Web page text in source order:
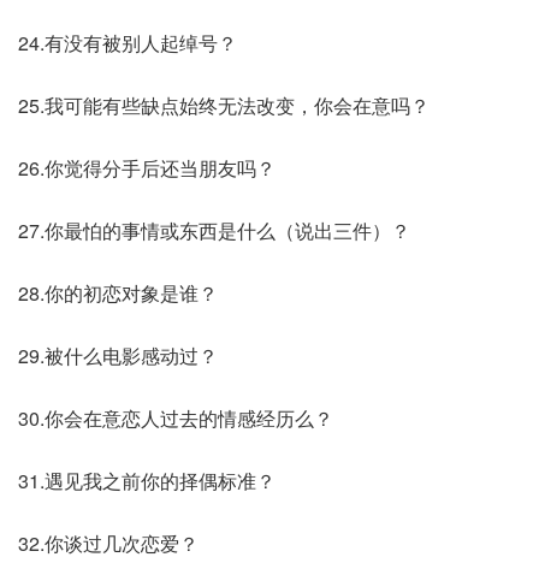
24.有没有被别人起绰号？
25.我可能有些缺点始终无法改变，你会在意吗？
26.你觉得分手后还当朋友吗？
27.你最怕的事情或东西是什么（说出三件）？
28.你的初恋对象是谁？
29.被什么电影感动过？
30.你会在意恋人过去的情感经历么？
31.遇见我之前你的择偶标准？
32.你谈过几次恋爱？